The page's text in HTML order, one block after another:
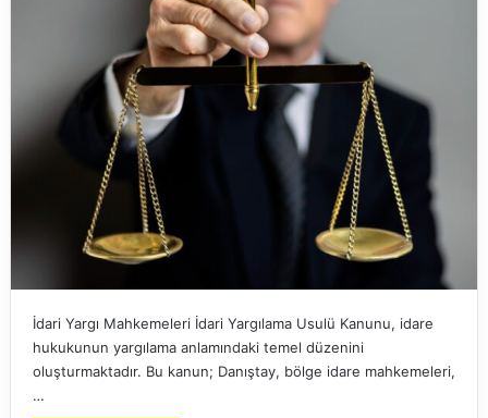
İdari Yargı Mahkemeleri İdari Yargılama Usulü Kanunu, idare
hukukunun yargılama anlamındaki temel düzenini
oluşturmaktadır. Bu kanun; Danıştay, bölge idare mahkemeleri,
…